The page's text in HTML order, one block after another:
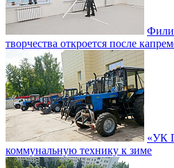
творчества откроется после
«УК
коммунальную технику к зиме